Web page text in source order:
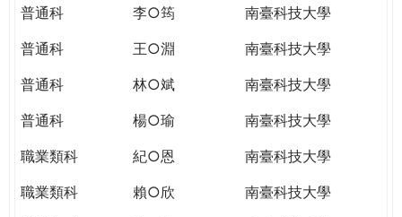
普通科
李○筠
南臺科技大學
普通科
王○淵
南臺科技大學
普通科
林○斌
南臺科技大學
普通科
楊○瑜
南臺科技大學
職業類科
紀○恩
南臺科技大學
職業類科
賴○欣
南臺科技大學